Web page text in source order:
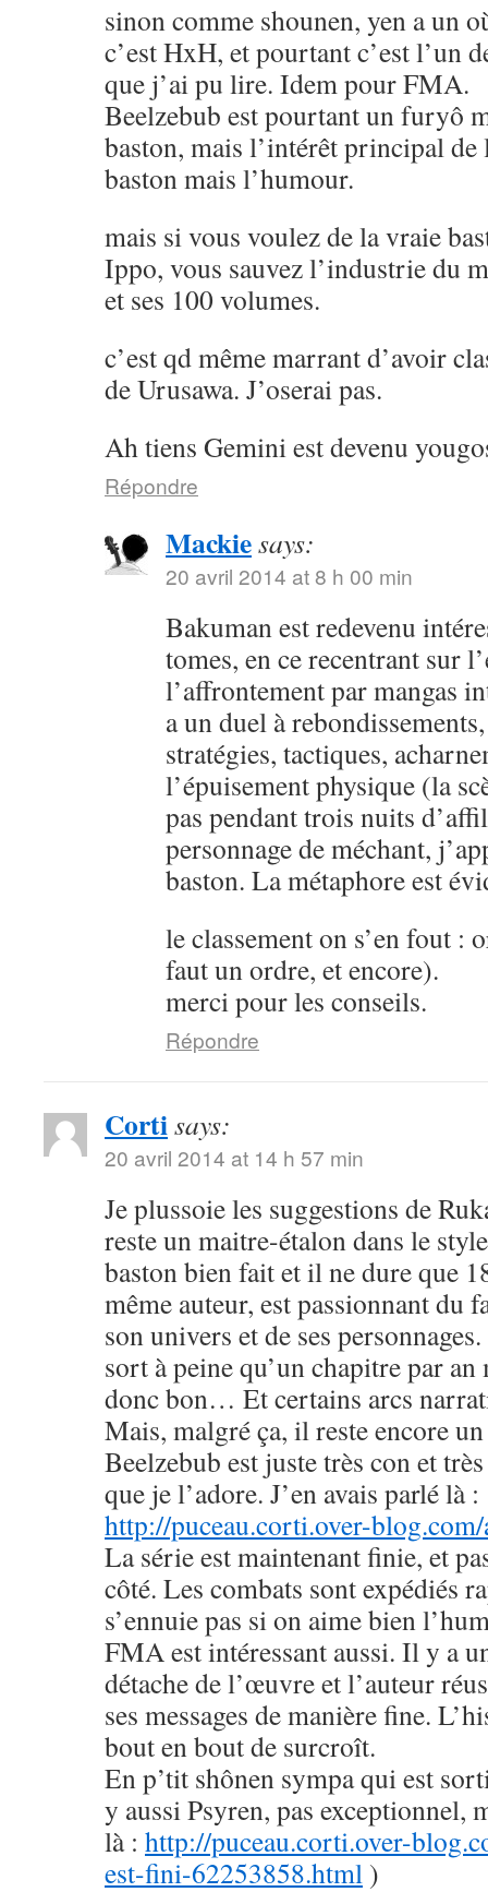
sinon comme shounen, yen a un
c’est HxH, et pourtant c’est l’un
que j’ai pu lire. Idem pour FMA.
Beelzebub est pourtant un furyô
baston, mais l’intérêt principal de
baston mais l’humour.
mais si vous voulez de la vraie
Ippo, vous sauvez l’industrie du
et ses 100 volumes.
c’est qd même marrant d’avoir
de Urusawa. J’oserai pas.
Ah tiens Gemini est devenu
Répondre
Mackiesays:
20 avril 2014 at 8 h 00 min
Bakuman est redevenu
tomes, en ce recentrant sur
l’affrontement par mangas
a un duel à
stratégies, tactiques,
l’épuisement physique (la
pas pendant trois nuits
personnage de méchant,
baston. La métaphore est
le classement on s’en fout :
faut un ordre, et encore).
merci pour les conseils.
Répondre
Cortisays:
20 avril 2014 at 14 h 57 min
Je plussoie les suggestions de
reste un maitre-étalon dans le
baston bien fait et il ne dure que
même auteur, est passionnant du
son univers et de ses
sort à peine qu’un chapitre par
donc bon… Et certains arcs
Mais, malgré ça, il reste encore
Beelzebub est juste très con et
que je l’adore. J’en avais parlé là :
http://puceau.corti.over-
La série est maintenant finie, et
côté. Les combats sont expédiés
s’ennuie pas si on aime bien
FMA est intéressant aussi. Il y a
détache de l’œuvre et l’auteur
ses messages de manière fine.
bout en bout de surcroît.
En p’tit shônen sympa qui est
y aussi Psyren, pas exceptionnel,
là : http://puceau.corti.over-
est-fini-62253858.html )